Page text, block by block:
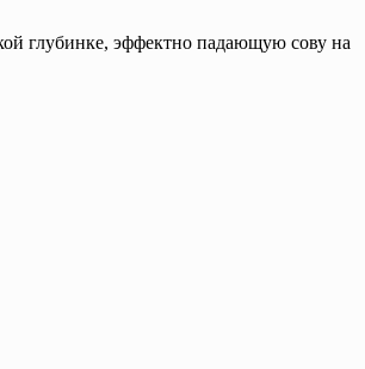
глубинке, эффектно падающую сову на